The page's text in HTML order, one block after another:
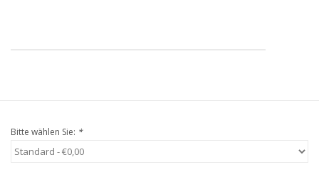
Bitte wählen Sie: *